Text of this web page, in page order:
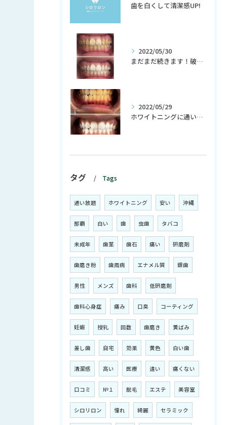
歯を白くして清潔感UP!
2022/05/30
まだまだ続きます！破格の初回980円！
2022/05/29
ホワイトニングに通い初めて、生活習慣までも変わる？！
タグ Tags
通い放題 ホワイトニング 安い 沖縄
那覇 白い 歯 虫歯 タバコ
未成年 歯茎 歯石 痛い 研磨剤
歯磨き粉 歯周病 エナメル質 銀歯
男性 メンズ 歯科 低研磨剤
歯科心身症 痛み 口臭 コーティング
妊娠 授乳 回数 歯磨き 黄ばみ
差し歯 自宅 効果 黄色 白い歯
清潔感 高い 医療 違い 痛くない
口コミ №１ 脱毛 エステ 美容室
シロリロン 憧れ 綺麗 セラミック